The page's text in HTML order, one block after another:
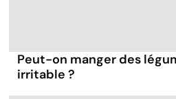
Peut-on manger des
irritable ?